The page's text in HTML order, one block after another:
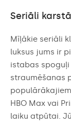
Seriāli
Mīļākie seriāli
luksus jums ir
istabas
straumēšanas
HBO Max vai
laiku atpūtai.